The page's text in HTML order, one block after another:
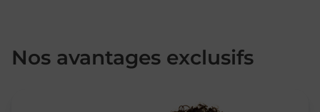
Nos avantages exclusifs